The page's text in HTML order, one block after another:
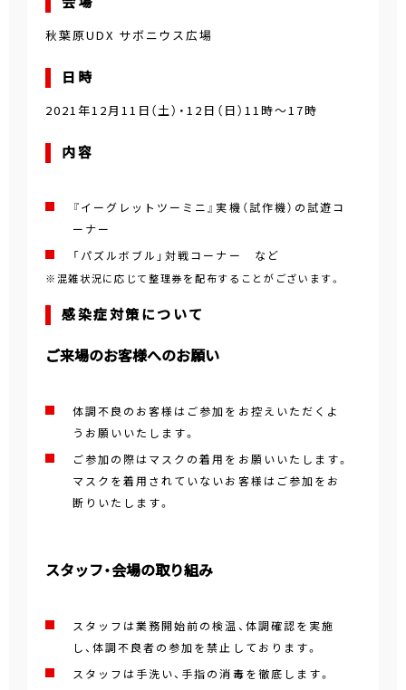
秋葉原UDX サボニウス広場
日時
2021年12月11日（土）・12日（日）11時～17時
内容
『イーグレットツーミニ』実機（試作機）の試遊コ
ーナー
「パズルボブル」対戦コーナー など
※混雑状況に応じて整理券を配布することがございます。
感染症対策について
ご来場のお客様へのお願い
体調不良のお客様はご参加をお控えいただくよ
うお願いいたします。
ご参加の際はマスクの着用をお願いいたします。
マスクを着用されていないお客様はご参加をお
断りいたします。
スタッフ・会場の取り組み
スタッフは業務開始前の検温、体調確認を実施
し、体調不良者の参加を禁止しております。
スタッフは手洗い、手指の消毒を徹底します。